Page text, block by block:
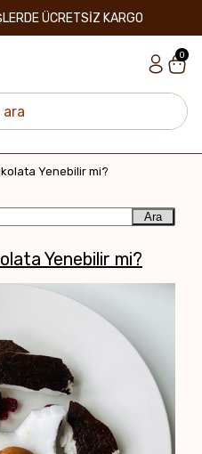
ÜCRETSİZ KARGO
0
Yenebilir mi?
Ara
Yenebilir mi?